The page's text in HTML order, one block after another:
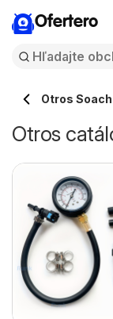
Ofertero
Otros
Otros